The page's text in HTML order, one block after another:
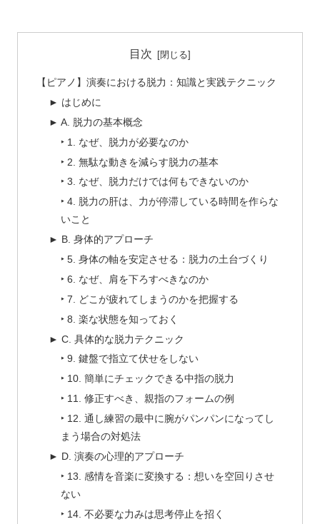
目次
【ピアノ】演奏における脱力：知識と実践テクニック
► はじめに
► A. 脱力の基本概念
‣ 1. なぜ、脱力が必要なのか
‣ 2. 無駄な動きを減らす脱力の基本
‣ 3. なぜ、脱力だけでは何もできないのか
‣ 4. 脱力の肝は、力が停滞している時間を作らな
いこと
► B. 身体的アプローチ
‣ 5. 身体の軸を安定させる：脱力の土台づくり
‣ 6. なぜ、肩を下ろすべきなのか
‣ 7. どこが疲れてしまうのかを把握する
‣ 8. 楽な状態を知っておく
► C. 具体的な脱力テクニック
‣ 9. 鍵盤で指立て伏せをしない
‣ 10. 簡単にチェックできる中指の脱力
‣ 11. 修正すべき、親指のフォームの例
‣ 12. 通し練習の最中に腕がパンパンになってし
まう場合の対処法
► D. 演奏の心理的アプローチ
‣ 13. 感情を音楽に変換する：想いを空回りさせ
ない
‣ 14. 不必要な力みは思考停止を招く